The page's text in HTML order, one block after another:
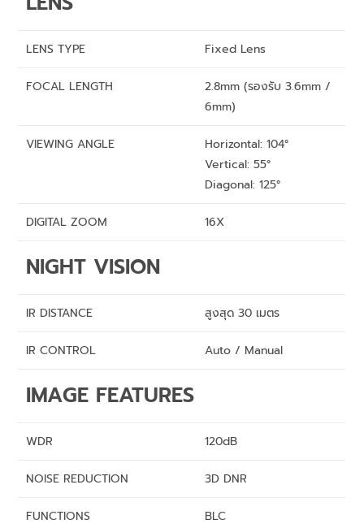
LENS TYPE Fixed Lens
FOCAL LENGTH
2.8mm (รองรับ 3.6mm /
6mm)
VIEWING ANGLE
Horizontal: 104°
Vertical: 55°
Diagonal: 125°
DIGITAL ZOOM 16X
NIGHT VISION
IR DISTANCE สูงสุด 30 เมตร
IR CONTROL Auto / Manual
IMAGE FEATURES
WDR 120dB
NOISE REDUCTION 3D DNR
FUNCTIONS BLC